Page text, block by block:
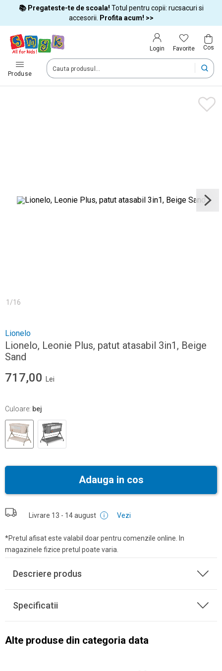
📚 Pregateste-te de scoala! Totul pentru copii: rucsacuri si
accesorii.
Profita acum! >>
Login Favorite Cos
Produse
Tara si limba
Alege tara si treci la cumparaturi
România (Romania)
1 /16
Lionelo
Lionelo, Leonie Plus, patut atasabil 3in1, Beige
Sand
717,00 Lei
Culoare: bej
Adauga in cos
Livrare 13 - 14 august Vezi
*Pretul afisat este valabil doar pentru comenzile online. In
magazinele fizice pretul poate varia.
Descriere produs
Specificatii
Alte produse din categoria data